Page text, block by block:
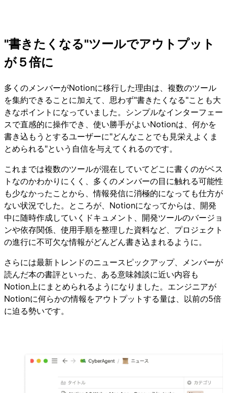
"書きたくなる"ツールでアウトプット
が５倍に
多くのメンバーがNotionに移行した理由は、複数のツール
を集約できることに加えて、思わず"書きたくなる"ことも大
きなポイントになっていました。シンプルなインターフェー
スで直感的に操作でき、使い勝手がよいNotionは、何かを
書き込もうとするユーザーに"どんなことでも見栄えよくま
とめられる"という自信を与えてくれるのです。
これまでは複数のツールが混在していてどこに書くのがベス
トなのかわかりにくく、多くのメンバーの目に触れる可能性
も少なかったことから、情報発信に消極的になっても仕方が
ない状況でした。ところが、Notionになってからは、開発
中に随時作成していくドキュメント、開発ツールのバージョ
ンや依存関係、使用手順を整理した資料など、プロジェクト
の進行に不可欠な情報がどんどん書き込まれるように。
さらには最新トレンドのニュースピックアップ、メンバーが
読んだ本の書評といった、ある意味雑談に近い内容も
Notion上にまとめられるようになりました。エンジニアが
Notionに何らかの情報をアウトプットする量は、以前の5倍
に迫る勢いです。